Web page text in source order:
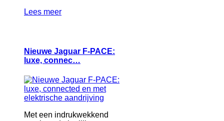
Lees meer
Nieuwe Jaguar F‑PACE:
luxe, connec…
Met een indrukwekkend